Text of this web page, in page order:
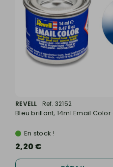
REVELL Ref. 32152
Bleu brillant, 14ml Email Color -
En stock !
2,20 €